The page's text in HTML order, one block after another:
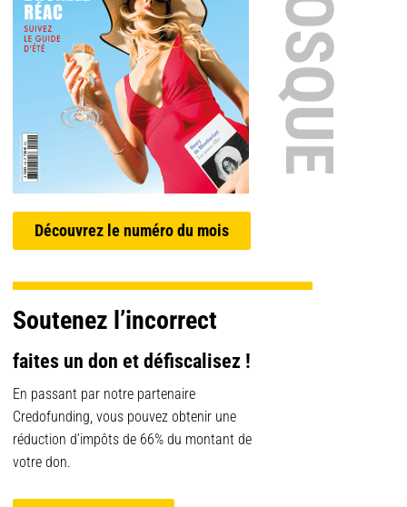
Découvrez le numéro du mois
Soutenez l’incorrect
faites un don et défiscalisez !
En passant par notre partenaire
Credofunding, vous pouvez obtenir une
réduction d’impôts de 66% du montant de
votre don.